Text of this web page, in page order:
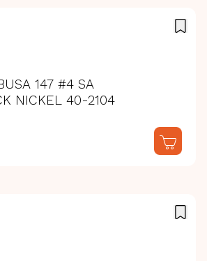
147 #4 SA
NICKEL 40-2104